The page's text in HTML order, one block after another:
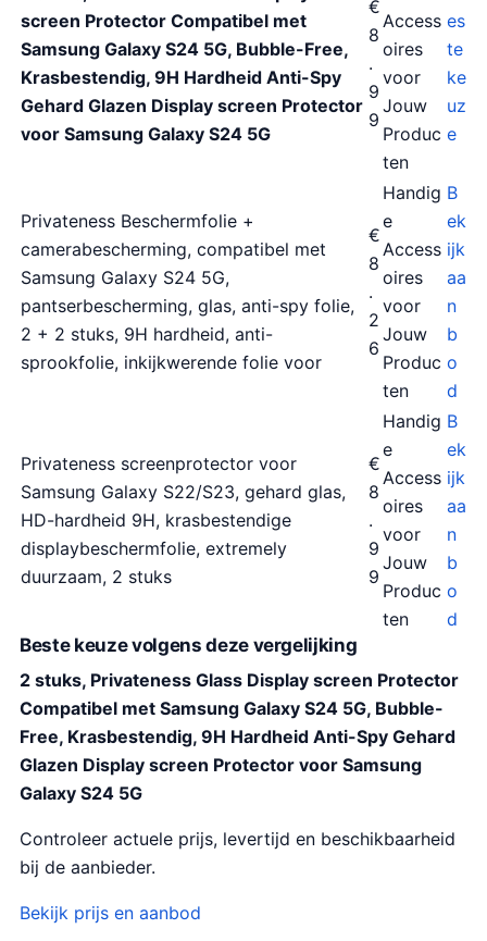
screen Protector Compatibel met
Samsung Galaxy S24 5G, Bubble-Free,
Krasbestendig, 9H Hardheid Anti-Spy
Gehard Glazen Display screen Protector
voor Samsung Galaxy S24 5G
€
8
.
9
9
Access
oires
voor
Jouw
Produc
ten
es
te
ke
uz
e
Privateness Beschermfolie +
camerabescherming, compatibel met
Samsung Galaxy S24 5G,
pantserbescherming, glas, anti-spy folie,
2 + 2 stuks, 9H hardheid, anti-
sprookfolie, inkijkwerende folie voor
€
8
.
2
6
Handig
e
Access
oires
voor
Jouw
Produc
ten
B
ek
ijk
aa
n
b
o
d
Privateness screenprotector voor
Samsung Galaxy S22/S23, gehard glas,
HD-hardheid 9H, krasbestendige
displaybeschermfolie, extremely
duurzaam, 2 stuks
€
8
.
9
9
Handig
e
Access
oires
voor
Jouw
Produc
ten
B
ek
ijk
aa
n
b
o
d
Beste keuze volgens deze vergelijking
2 stuks, Privateness Glass Display screen Protector
Compatibel met Samsung Galaxy S24 5G, Bubble-
Free, Krasbestendig, 9H Hardheid Anti-Spy Gehard
Glazen Display screen Protector voor Samsung
Galaxy S24 5G
Controleer actuele prijs, levertijd en beschikbaarheid
bij de aanbieder.
Bekijk prijs en aanbod